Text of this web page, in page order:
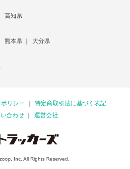
高知県
熊本県 大分県
リシー
特定商取引法に基づく表記
合わせ
運営会社
Inc. All Rights Reserved.